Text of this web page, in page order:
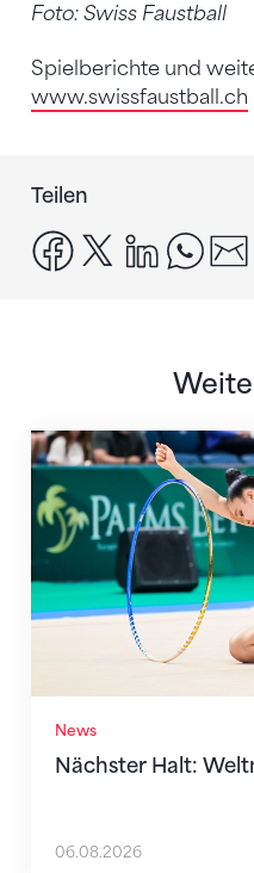
Foto: Swiss Faustball
Spielberichte und
www.swissfaustball.ch
Teilen
facebook
x linkedin
News
Nächster Halt:
Nächster Halt:
06.08.2026